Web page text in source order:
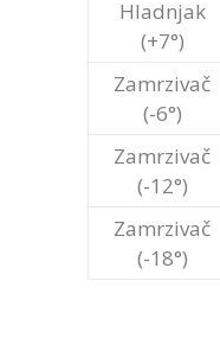
Hladnjak
(+7°)
Zamrzivač
(-6°)
Zamrzivač
(-12°)
Zamrzivač
(-18°)